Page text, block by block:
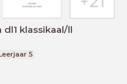
dl1 klassikaal/ll
5